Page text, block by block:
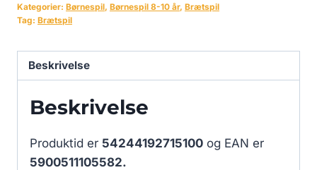
Kategorier: Børnespil, Børnespil 8-10 år, Brætspil
Tag: Brætspil
Beskrivelse
Beskrivelse
Produktid er 54244192715100 og EAN er
5900511105582.